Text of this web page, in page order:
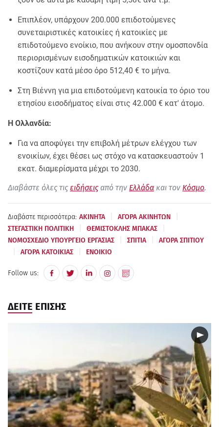
Επιπλέον, υπάρχουν 200.000 επιδοτούμενες
συνεταιριστικές κατοικίες ή κατοικίες με
επιδοτούμενο ενοίκιο, που ανήκουν στην ομοσπονδία
περιορισμένων εισοδηματικών κατοικιών και
κοστίζουν κατά μέσο όρο 512,40 € το μήνα.
Στη Βιέννη για μια επιδοτούμενη κατοικία το όριο του
ετησίου εισοδήματος είναι στις 42.000 € κατ' άτομο.
Η Ολλανδία:
Για να αποφύγει την επιβολή μέτρων ελέγχου των
ενοικίων, έχει θέσει ως στόχο να κατασκευαστούν 1
εκατ. διαμερίσματα μέχρι το 2030.
Διαβάστε όλες τις ειδήσειςαπό την Ελλάδα και τον Κόσμο.
Διαβάστε περισσότερα: ΑΚΙΝΗΤΑ ΑΓΟΡΑ ΑΚΙΝΗΤΩΝ
ΣΤΕΓΑΣΤΙΚΗ ΠΟΛΙΤΙΚΗ ΘΕΜΙΣΤΟΚΛΗΣ ΜΠΑΚΑΣ
ΝΟΜΟΣΧΕΔΙΟ ΥΠΟΥΡΓΕΙΟ ΕΡΓΑΣΙΑΣ ΣΠΙΤΙΑ ΑΓΟΡΑ ΣΠΙΤΙΟΥ
ΑΓΟΡΑ ΚΑΤΟΙΚΙΑΣ ΕΝΟΙΚΙΟ
Follow us:
ΔΕΙΤΕ ΕΠΙΣΗΣ